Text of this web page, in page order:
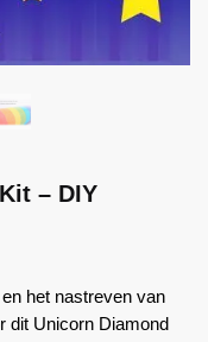
– DIY
het nastreven van
dit Unicorn Diamond